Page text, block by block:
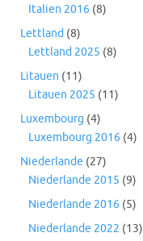
Italien 2016 (8)
Lettland (8)
Lettland 2025 (8)
Litauen (11)
Litauen 2025 (11)
Luxembourg (4)
Luxembourg 2016 (4)
Niederlande (27)
Niederlande 2015 (9)
Niederlande 2016 (5)
Niederlande 2022 (13)